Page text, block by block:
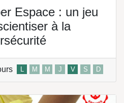
Espace : un jeu
à la
L M M J V S D